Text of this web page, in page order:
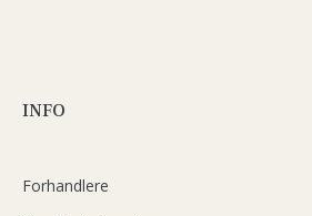
INFO
Forhandlere